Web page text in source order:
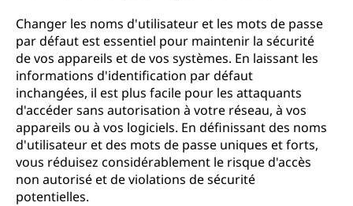
Changer les noms d'utilisateur et les mots de passe
par défaut est essentiel pour maintenir la sécurité
de vos appareils et de vos systèmes. En laissant les
informations d'identification par défaut
inchangées, il est plus facile pour les attaquants
d'accéder sans autorisation à votre réseau, à vos
appareils ou à vos logiciels. En définissant des noms
d'utilisateur et des mots de passe uniques et forts,
vous réduisez considérablement le risque d'accès
non autorisé et de violations de sécurité
potentielles.